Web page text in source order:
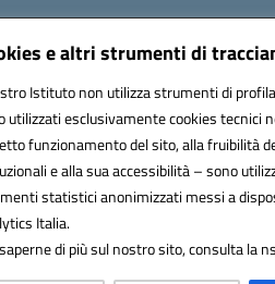
e altri strumenti di
Istituto non utilizza strumenti di
utilizzati esclusivamente cookies tecnici
funzionamento del sito, alla fruibilità
e alla sua accessibilità – sono
statistici anonimizzati messi a
Italia.
di più sul nostro sito, consulta la
Seguici su: